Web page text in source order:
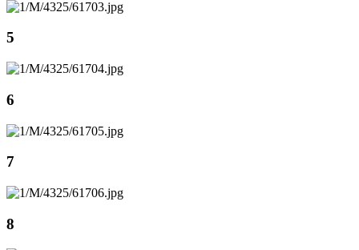
5
6
7
8